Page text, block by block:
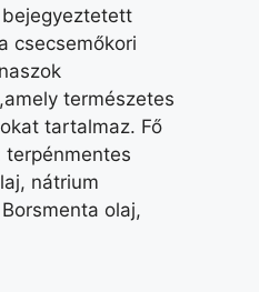
csecsemőkori
természetes
tartalmaz. Fő
terpénmentes
nátrium
olaj,